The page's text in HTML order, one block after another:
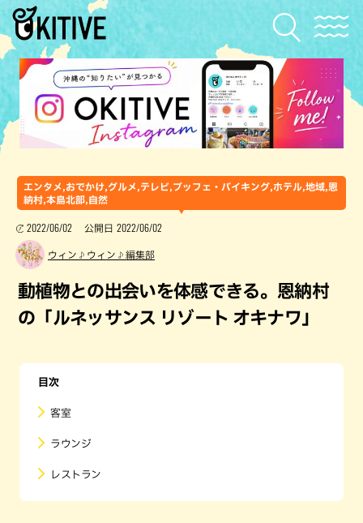
エンタメ,おでかけ,グルメ,テレビ,ブッフェ・バイキング,ホテル,地域,恩
納村,本島北部,自然
2022/06/02 公開日 2022/06/02
ウィン♪ウィン♪編集部
動植物との出会いを体感できる。恩納村
の「ルネッサンス リゾート オキナワ」
目次
客室
ラウンジ
レストラン